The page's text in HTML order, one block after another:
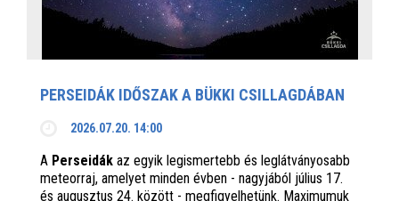
PERSEIDÁK IDŐSZAK A BÜKKI CSILLAGDÁBAN
2026.07.20. 14:00
A Perseidák az egyik legismertebb és leglátványosabb
meteorraj, amelyet minden évben - nagyjából július 17.
és augusztus 24. között - megfigyelhetünk. Maximumuk